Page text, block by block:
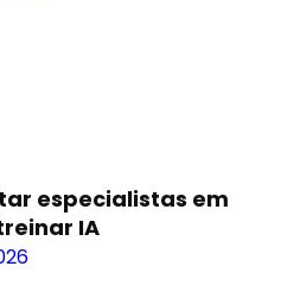
especialistas em
IA